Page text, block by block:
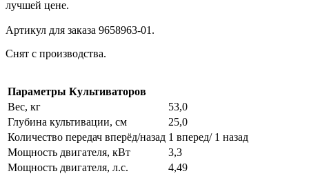
лучшей цене.
Артикул для заказа 9658963-01.
Снят с производства.
Параметры Культиваторов
Вес, кг
53,0
Глубина культивации, см
25,0
Количество передач вперёд/назад 1 вперед/ 1 назад
Мощность двигателя, кВт
3,3
Мощность двигателя, л.с.
4,49